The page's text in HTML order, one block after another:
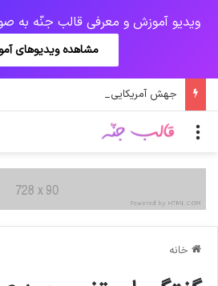
ویدیو آموزش و معرفی قالب جنّه به صورت
مشاهده ویدیوهای
منو
خانه